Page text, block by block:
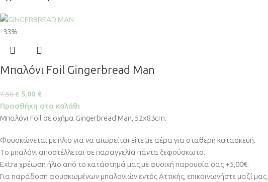
-33%
Μπαλόνι Foil Gingerbread Man
7,50€ 5,00 €
Προσθήκη στο καλάθι
Μπαλόνι Foil σε σχήμα Gingerbread Man, 52x83cm.
Φουσκώνεται με ήλιο για να αιωρείται είτε με αέρα για σταθερή κατασκευή.
Το μπαλόνι αποστέλλεται σε παραγγελία πάντα ξεφούσκωτο.
Extra χρέωση ήλιο από το κατάστημά μας με φυσική παρουσία σας +5,00€.
Για παράδοση φουσκωμένων μπαλονιών εντός Αττικής, επικοινωνήστε μαζί μας.